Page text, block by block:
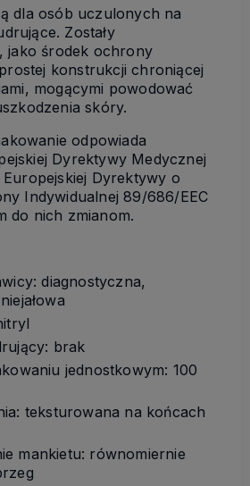
dla osób uczulonych na
Zostały
jako środek ochrony
konstrukcji chroniącej
mogącymi powodować
skóry.
odpowiada
Dyrektywy Medycznej
Dyrektywy o
Indywidualnej 89/686/EEC
do nich zmianom.
diagnostyczna,
brak
jednostkowym: 100
teksturowana na końcach
mankietu: równomiernie